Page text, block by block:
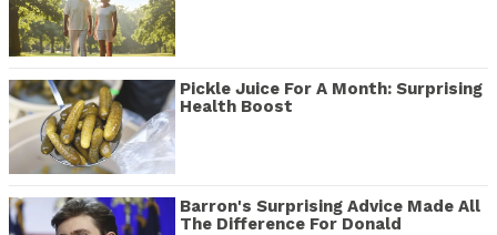
Pickle Juice For A Month: Surprising
Health Boost
Barron's Surprising Advice Made All
The Difference For Donald